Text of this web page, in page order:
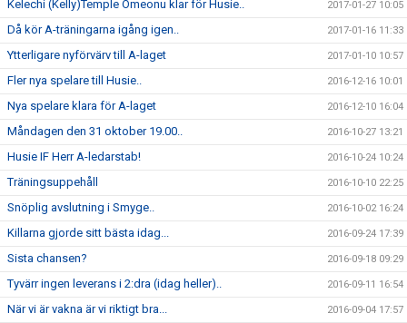
Kelechi (Kelly)Temple Omeonu klar för Husie.. 2017-01-27 10:05
Då kör A-träningarna igång igen.. 2017-01-16 11:33
Ytterligare nyförvärv till A-laget 2017-01-10 10:57
Fler nya spelare till Husie.. 2016-12-16 10:01
Nya spelare klara för A-laget 2016-12-10 16:04
Måndagen den 31 oktober 19.00.. 2016-10-27 13:21
Husie IF Herr A-ledarstab! 2016-10-24 10:24
Träningsuppehåll 2016-10-10 22:25
Snöplig avslutning i Smyge.. 2016-10-02 16:24
Killarna gjorde sitt bästa idag... 2016-09-24 17:39
Sista chansen? 2016-09-18 09:29
Tyvärr ingen leverans i 2:dra (idag heller).. 2016-09-11 16:54
När vi är vakna är vi riktigt bra... 2016-09-04 17:57